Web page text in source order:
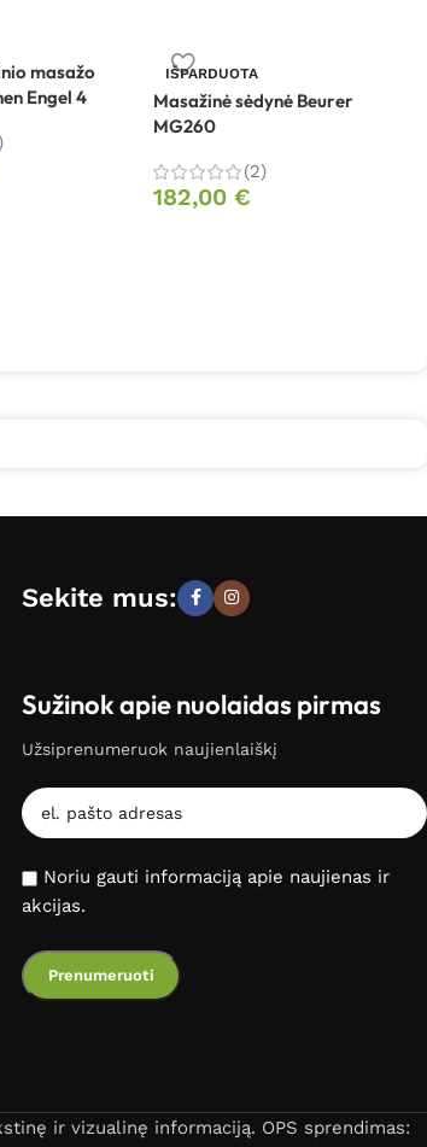
masažo
Engel 4
IŠPARDUOTA
Masažinė sėdynė Beurer
MG260
(2)
182,00 €
Sekite mus:
Sužinok apie nuolaidas pirmas
Užsiprenumeruok naujienlaiškį
Noriu gauti informaciją apie naujienas ir
akcijas.
ir vizualinę informaciją. OPS sprendimas: